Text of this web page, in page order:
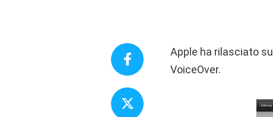
Apple ha rilasciato
VoiceOver.